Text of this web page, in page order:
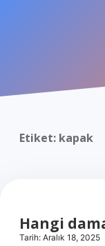
Yasal Uyarı
Etiket: kapak
Hangi
Tarih: Aralık 18, 2025